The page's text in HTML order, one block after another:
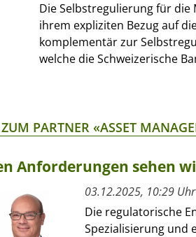
Die Selbstregulierung für
ihrem expliziten Bezug auf
komplementär zur
welche die Schweizerische
PARTNER «ASSET
Anforderungen sehen
03.12.2025, 10:29 Uhr
Die regulatorische
Spezialisierung und